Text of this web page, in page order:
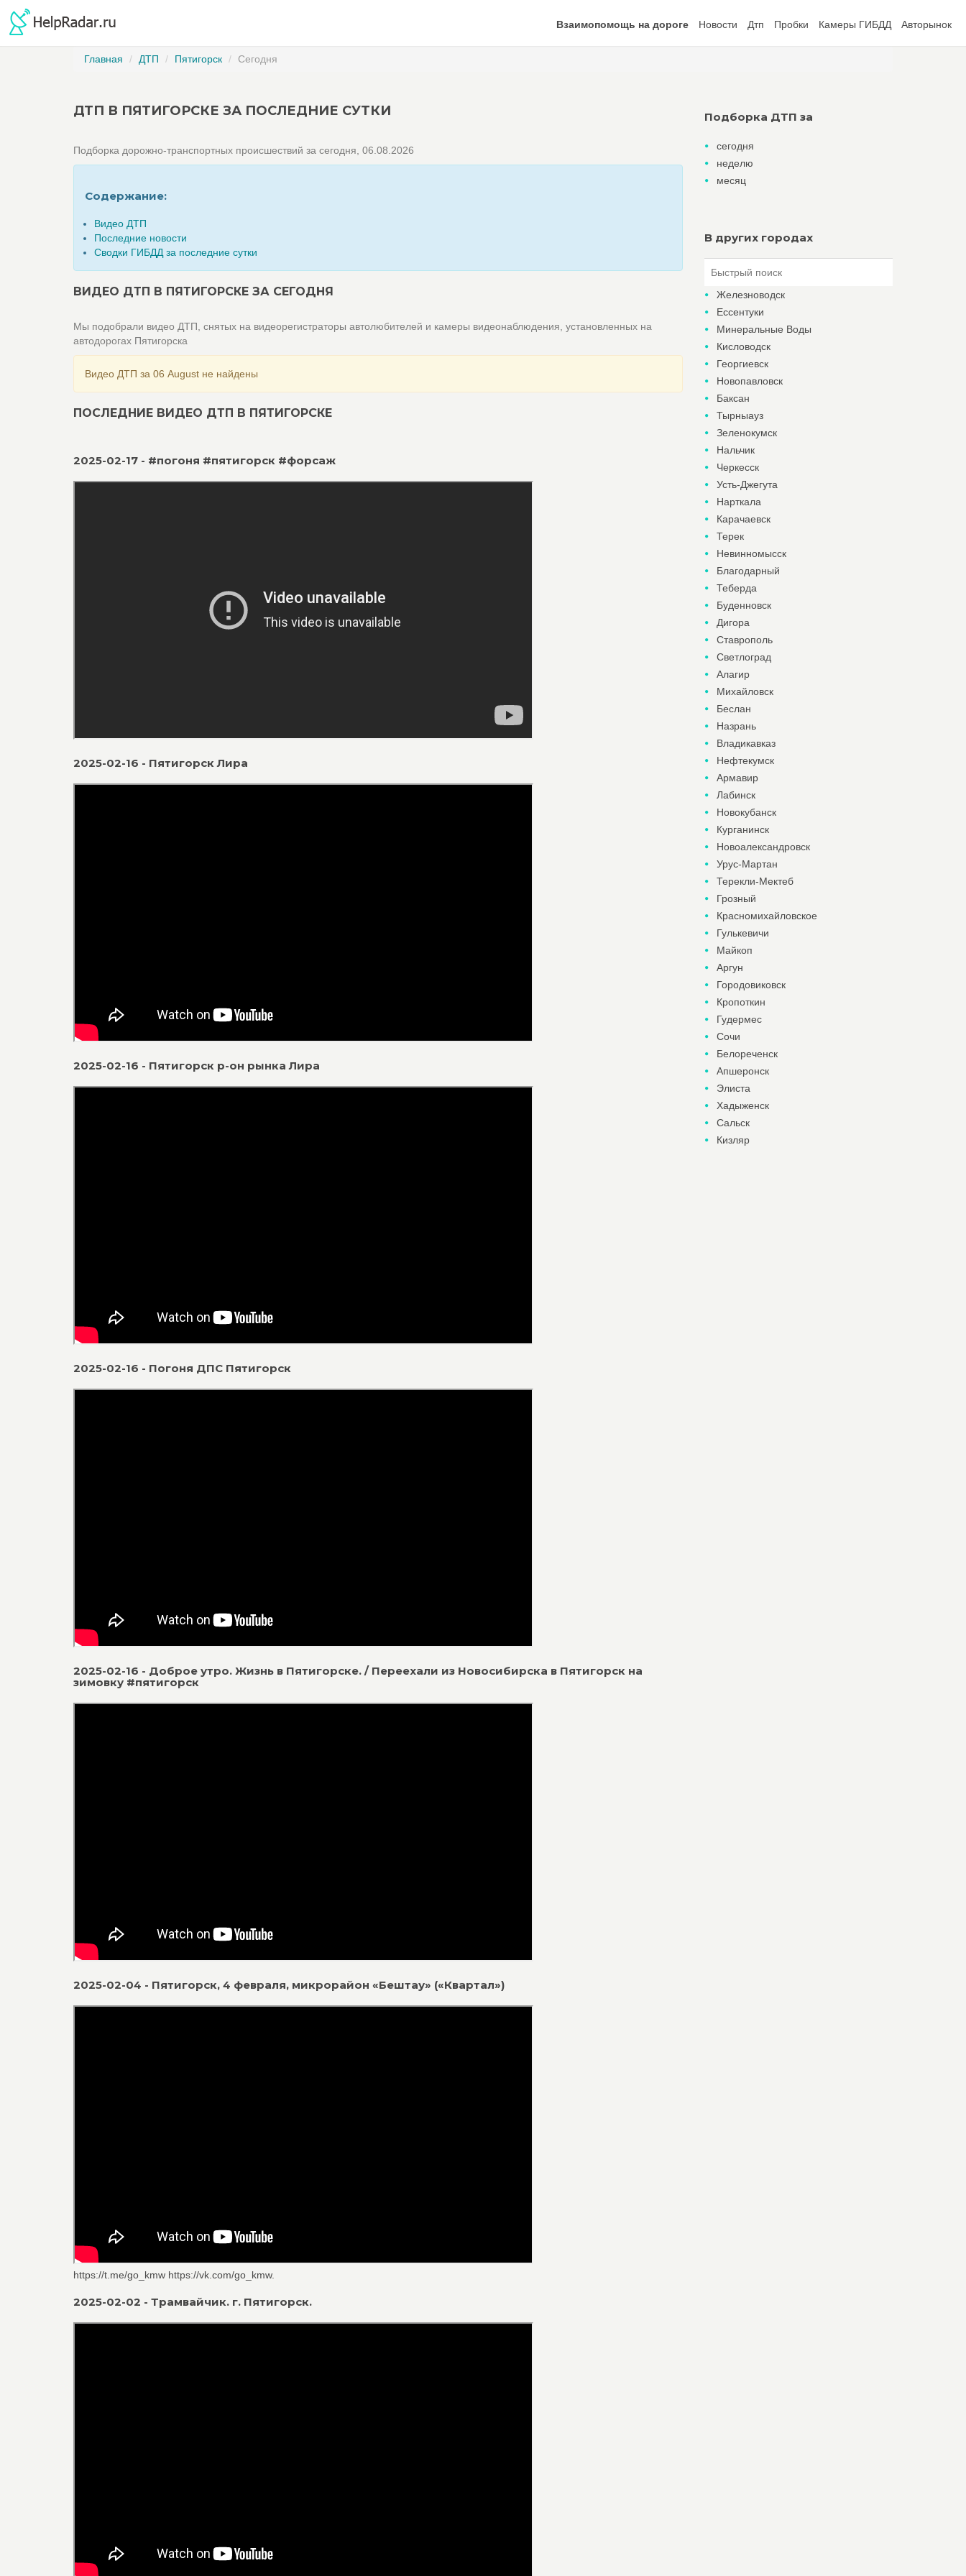
Взаимопомощь на дороге Новости Дтп Пробки Камеры ГИБДД Авторынок
Главная ДТП Пятигорск Сегодня
ДТП В ПЯТИГОРСКЕ ЗА ПОСЛЕДНИЕ СУТКИ
Подборка дорожно-транспортных происшествий за сегодня, 06.08.2026
Содержание:
Видео ДТП
Последние новости
Сводки ГИБДД за последние сутки
ВИДЕО ДТП В ПЯТИГОРСКЕ ЗА СЕГОДНЯ
Мы подобрали видео ДТП, снятых на видеорегистраторы автолюбителей и камеры видеонаблюдения, установленных на
автодорогах Пятигорска
Видео ДТП за 06 August не найдены
ПОСЛЕДНИЕ ВИДЕО ДТП В ПЯТИГОРСКЕ
2025-02-17 - #погоня #пятигорск #форсаж
2025-02-16 - Пятигорск Лира
2025-02-16 - Пятигорск р-он рынка Лира
2025-02-16 - Погоня ДПС Пятигорск
2025-02-16 - Доброе утро. Жизнь в Пятигорске. / Переехали из Новосибирска в Пятигорск на
зимовку #пятигорск
2025-02-04 - Пятигорск, 4 февраля, микрорайон «Бештау» («Квартал»)
https://t.me/go_kmw https://vk.com/go_kmw.
2025-02-02 - Трамвайчик. г. Пятигорск.
Подборка ДТП за
сегодня
неделю
месяц
В других городах
Железноводск
Ессентуки
Минеральные Воды
Кисловодск
Георгиевск
Новопавловск
Баксан
Тырныауз
Зеленокумск
Нальчик
Черкесск
Усть-Джегута
Нарткала
Карачаевск
Терек
Невинномысск
Благодарный
Теберда
Буденновск
Дигора
Ставрополь
Светлоград
Алагир
Михайловск
Беслан
Назрань
Владикавказ
Нефтекумск
Армавир
Лабинск
Новокубанск
Курганинск
Новоалександровск
Урус-Мартан
Терекли-Мектеб
Грозный
Красномихайловское
Гулькевичи
Майкоп
Аргун
Городовиковск
Кропоткин
Гудермес
Сочи
Белореченск
Апшеронск
Элиста
Хадыженск
Сальск
Кизляр